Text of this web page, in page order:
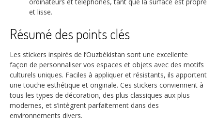
et lisse.
Résumé des points clés
Les stickers inspirés de l’Ouzbékistan sont une excellente
façon de personnaliser vos espaces et objets avec des motifs
culturels uniques. Faciles à appliquer et résistants, ils apportent
une touche esthétique et originale. Ces stickers conviennent à
tous les types de décoration, des plus classiques aux plus
modernes, et s’intègrent parfaitement dans des
environnements divers.